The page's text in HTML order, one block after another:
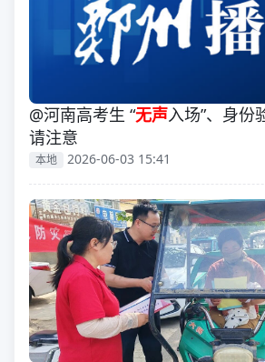
@河南高考生 “无声入场”、身份
请注意
本地 2026-06-03 15:41